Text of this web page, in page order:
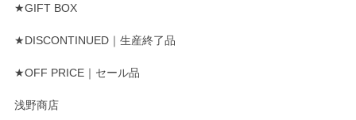
★GIFT BOX
★DISCONTINUED｜生産終了品
★OFF PRICE｜セール品
浅野商店